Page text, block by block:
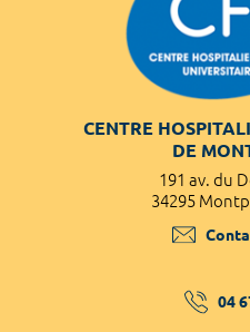
CENTRE
DE
191 av. du
34295
04